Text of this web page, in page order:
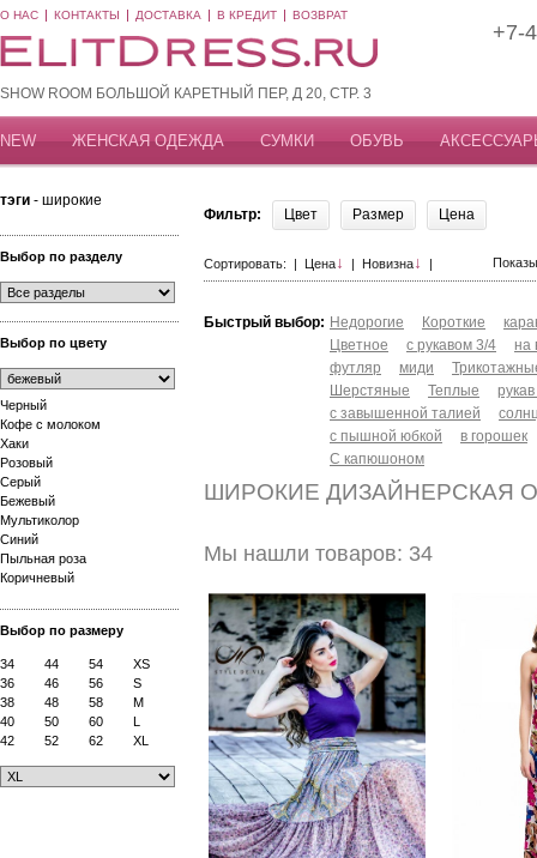
О НАС КОНТАКТЫ ДОСТАВКА В КРЕДИТ ВОЗВРАТ
SHOW ROOM БОЛЬШОЙ КАРЕТНЫЙ ПЕР, Д 20, СТР. 3
+7-
NEW ЖЕНСКАЯ ОДЕЖДА СУМКИ ОБУВЬ
тэги - широкие
Выбор по разделу
Выбор по цвету
Черный
Кофе с молоком
Хаки
Розовый
Серый
Бежевый
Мультиколор
Синий
Пыльная роза
Коричневый
Выбор по размеру
34 44 54
XS
36
46 56
S
38
48 58
M
40
50 60
L
42
52 62 XL
Фильтр: Цвет Размер Цена
Сортировать: | Цена↓ | Новизна↓ |
Быстрый выбор: Недорогие Короткие
Цветное
с рукавом 3/4
на
футляр
миди
Шерстяные
Теплые
с завышенной талией
с пышной юбкой
в горошек
С капюшоном
ШИРОКИЕ ДИЗАЙНЕРСКАЯ
Мы нашли товаров: 34